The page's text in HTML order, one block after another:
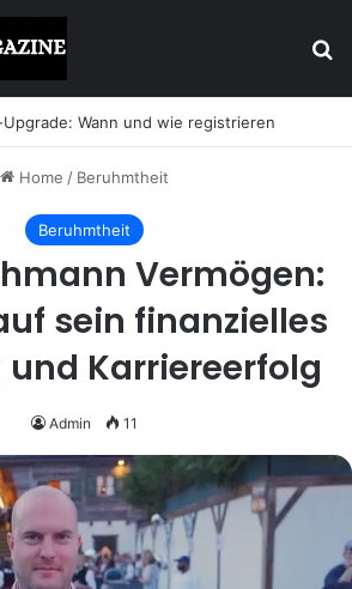
Wann und wie registrieren
Home / Beruhmtheit
Beruhmtheit
Vermögen:
sein finanzielles
Karriereerfolg
Admin 11